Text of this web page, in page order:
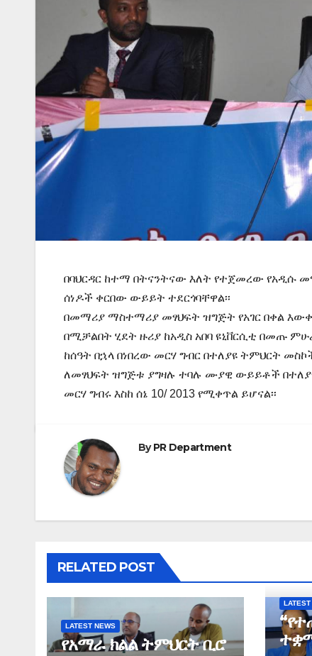
በባህርዳር ከተማ በትናንትናው እለት የተጀመረው
ሰነዶች ቀርበው ውይይት ተደርጎባቸዋል፡፡
በመማሪያ ማስተማሪያ መፃህፍት ዝግጅት የአገር በቀል
በሚቻልበት ሂደት ዙሪያ ከአዲስ አበባ ዩኒቨርሲቲ በመጡ
ከሰዓት በኋላ በነበረው መርሃ ግብር በተለያዩ ትምህርት
ለመፃህፍት ዝግጅቱ ያግዛሉ ተባሉ ሙያዊ ውይይቶች በተለያዩ
መርሃ ግብሩ እስከ ሰኔ 10/ 2013 የሚቀጥል ይሆናል፡፡
ByPR Department
RELATED POST
LATEST NEWS
የአማራ ክልል ትምህርት ቢሮ
LATEST